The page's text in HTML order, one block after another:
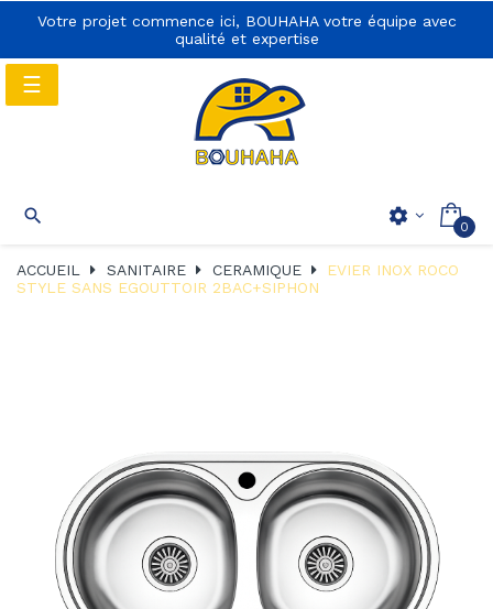
Votre projet commence ici, BOUHAHA votre équipe avec
qualité et expertise

navigation
settings 0
Basculer
la
☰
ACCUEIL SANITAIRE CERAMIQUE
EVIER INOX ROCO
STYLE SANS EGOUTTOIR 2BAC+SIPHON